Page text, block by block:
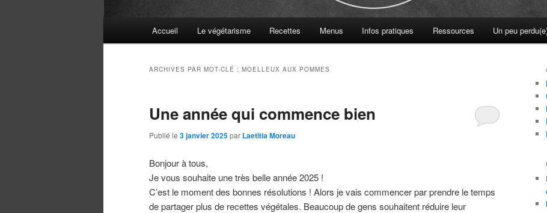
Accueil Le végétarisme Recettes Menus Infos pratiques Ressources Un peu
ARCHIVES PAR MOT-CLÉ : MOELLEUX AUX POMMES
Une année qui commence bien
Publié le 3 janvier 2025par Laetitia Moreau
Bonjour à tous,
Je vous souhaite une très belle année 2025 !
C’est le moment des bonnes résolutions ! Alors je vais commencer par prendre le temps
de partager plus de recettes végétales. Beaucoup de gens souhaitent réduire leur